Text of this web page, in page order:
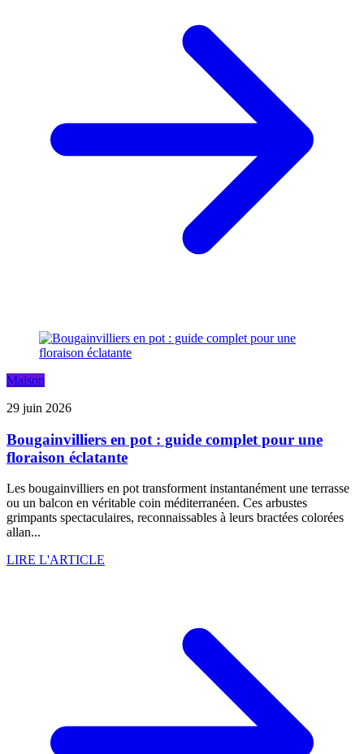
Maison
29 juin 2026
Bougainvilliers en pot : guide complet pour une
floraison éclatante
Les bougainvilliers en pot transforment instantanément une terrasse
ou un balcon en véritable coin méditerranéen. Ces arbustes
grimpants spectaculaires, reconnaissables à leurs bractées colorées
allan...
LIRE L'ARTICLE